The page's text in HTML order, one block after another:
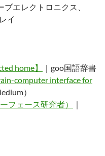
エレクトロニクス、
イ
home】
｜goo国語辞書
computer interface for
）
フェース研究者）
｜